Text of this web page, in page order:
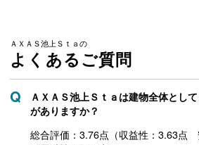
ＡＸＡＳ池上Ｓｔａの
よくあるご質問
ＡＸＡＳ池上Ｓｔａは建物全体とし
がありますか？
総合評価：3.76点（収益性：3.63